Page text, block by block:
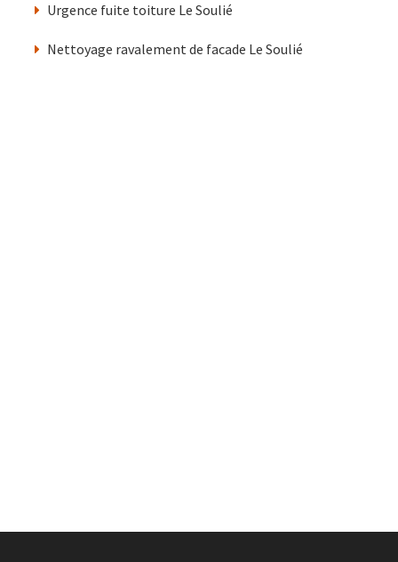
Urgence fuite toiture Le Soulié
Nettoyage ravalement de facade Le Soulié